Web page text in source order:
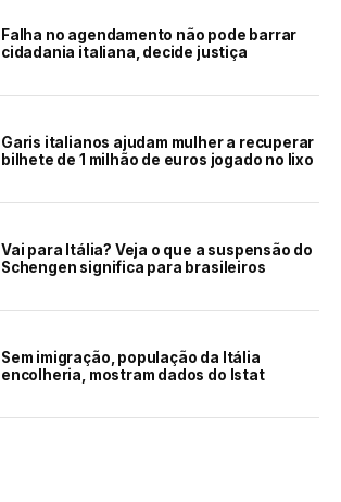
Falha no agendamento não pode barrar
cidadania italiana, decide justiça
Garis italianos ajudam mulher a recuperar
bilhete de 1 milhão de euros jogado no lixo
Vai para Itália? Veja o que a suspensão do
Schengen significa para brasileiros
Sem imigração, população da Itália
encolheria, mostram dados do Istat